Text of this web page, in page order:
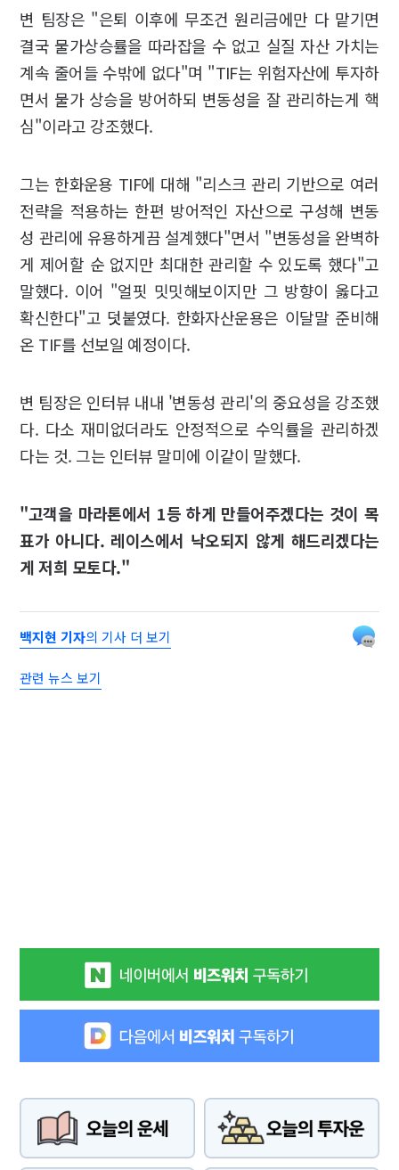
변 팀장은 "은퇴 이후에 무조건 원리금에만 다 맡기면
결국 물가상승률을 따라잡을 수 없고 실질 자산 가치는
계속 줄어들 수밖에 없다"며 "TIF는 위험자산에 투자하
면서 물가 상승을 방어하되 변동성을 잘 관리하는게 핵
심"이라고 강조했다.
그는 한화운용 TIF에 대해 "리스크 관리 기반으로 여러
전략을 적용하는 한편 방어적인 자산으로 구성해 변동
성 관리에 유용하게끔 설계했다"면서 "변동성을 완벽하
게 제어할 순 없지만 최대한 관리할 수 있도록 했다"고
말했다. 이어 "얼핏 밋밋해보이지만 그 방향이 옳다고
확신한다"고 덧붙였다. 한화자산운용은 이달말 준비해
온 TIF를 선보일 예정이다.
변 팀장은 인터뷰 내내 '변동성 관리'의 중요성을 강조했
다. 다소 재미없더라도 안정적으로 수익률을 관리하겠
다는 것. 그는 인터뷰 말미에 이같이 말했다.
"고객을 마라톤에서 1등 하게 만들어주겠다는 것이 목
표가 아니다. 레이스에서 낙오되지 않게 해드리겠다는
게 저희 모토다."
백지현 기자의 기사 더 보기
관련 뉴스 보기